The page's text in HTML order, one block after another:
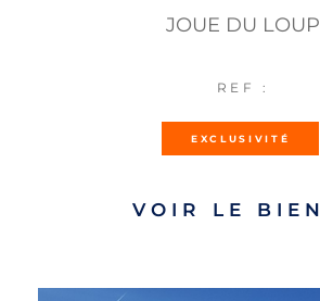
JOUE DU LOUP
REF :
EXCLUSIVITÉ
VOIR LE BIEN